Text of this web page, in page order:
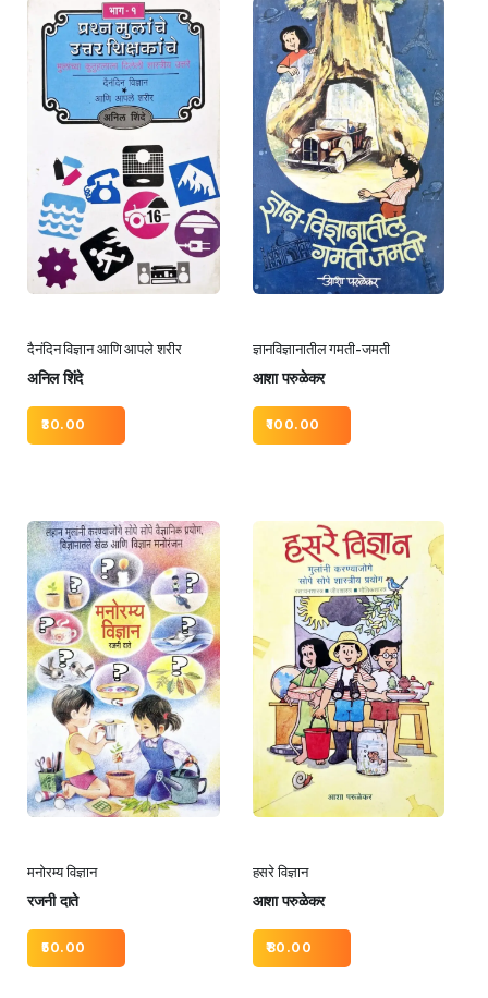
दैनंदिन विज्ञान आणि आपले शरीर
अनिल शिंदे
30.00
ज्ञानविज्ञानातील गमती-जमती
आशा परुळेकर
100.00
मनोरम्य विज्ञान
रजनी दाते
50.00
हसरे विज्ञान
आशा परुळेकर
80.00